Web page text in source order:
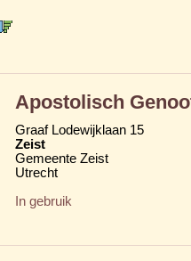
Apostolisch
Graaf Lodewijklaan 15
Zeist
Gemeente Zeist
Utrecht
In gebruik